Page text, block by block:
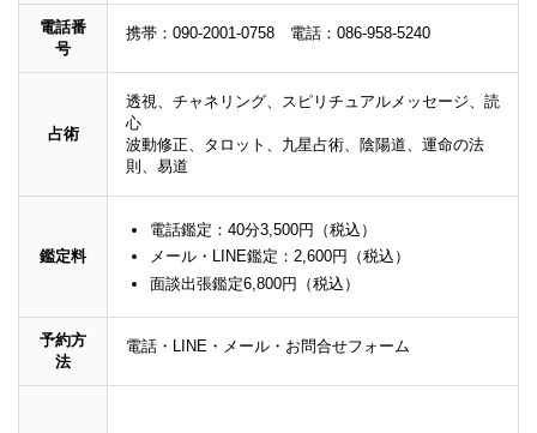
電話番
号
携帯：090-2001-0758 電話：086-958-5240
占術
透視、チャネリング、スピリチュアルメッセージ、読
心
波動修正、タロット、九星占術、陰陽道、運命の法
則、易道
鑑定料
電話鑑定：40分3,500円（税込）
メール・LINE鑑定：2,600円（税込）
面談出張鑑定6,800円（税込）
予約方
法
電話・LINE・メール・お問合せフォーム